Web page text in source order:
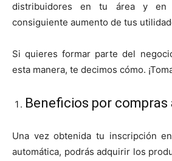
distribuidores en tu área y
consiguiente aumento de tus
Si quieres formar parte del
esta manera, te decimos cómo.
Beneficios por compras
Una vez obtenida tu inscripción
automática, podrás adquirir los